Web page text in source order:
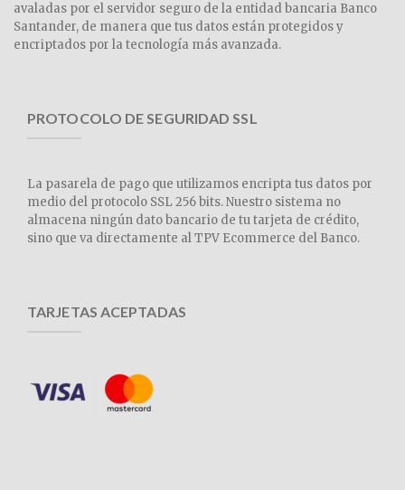
avaladas por el servidor seguro de la entidad bancaria Banco
Santander, de manera que tus datos están protegidos y
encriptados por la tecnología más avanzada.
PROTOCOLO DE SEGURIDAD SSL
La pasarela de pago que utilizamos encripta tus datos por
medio del protocolo SSL 256 bits. Nuestro sistema no
almacena ningún dato bancario de tu tarjeta de crédito,
sino que va directamente al TPV Ecommerce del Banco.
TARJETAS ACEPTADAS